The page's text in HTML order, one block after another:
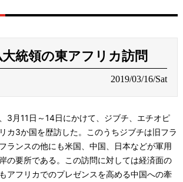
n
統領の東アフリカ訪問
2019/03/16/Sat
3月11日～14日にかけて、ジブチ、エチオピ
カ3か国を歴訪した。このうちジブチは旧フラ
ランスの他にも米国、中国、日本などが軍用
の要所である。この訪問に対しては経済面の
アフリカでのプレゼンスを高める中国への牽